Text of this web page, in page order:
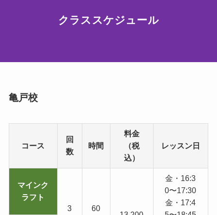
クラススケジュール
亀戸校
コース
回
数
時間
料金
（税
込）
レッスン日
マインク
ラフト
3
60
金・16:3
0〜17:30
金・17:4